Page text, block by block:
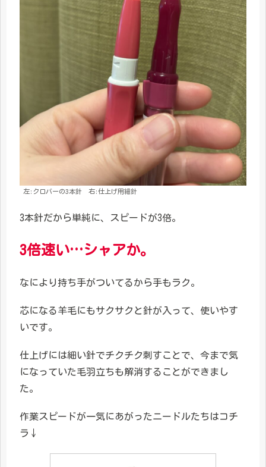
左:クロバーの3本針 右:仕上げ用細針
3本針だから単純に、スピードが3倍。
3倍速い…シャアか。
なにより持ち手がついてるから手もラク。
芯になる羊毛にもサクサクと針が入って、使いやす
いです。
仕上げには細い針でチクチク刺すことで、今まで気
になっていた毛羽立ちも解消することができまし
た。
作業スピードが一気にあがったニードルたちはコチ
ラ↓